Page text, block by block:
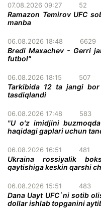
07.08.2026 09:27 52
Ramazon Temirov UFC
manba
06.08.2026 18:48 6629
Bredi Maxachev - Gerri
futbol"
06.08.2026 18:15 507
Tarkibida 12 ta jangi
tasdiqlandi
06.08.2026 17:48 583
"U o'z imidjini
haqidagi gaplari uchun
06.08.2026 16:51 481
Ukraina rossiyalik
qaytishiga keskin qarshi
06.08.2026 15:51 483
Dana Uayt UFC`ni sotib
dollar ishlab topganini